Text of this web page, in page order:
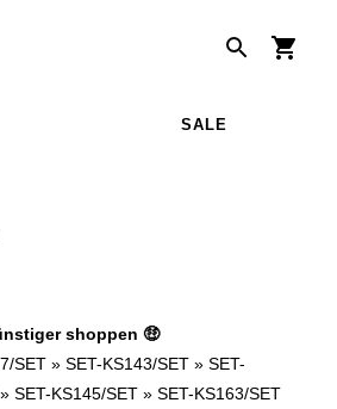
SALE
shoppen 🤑
SET » SET-KS143/SET » SET-
» SET-KS145/SET » SET-KS163/SET